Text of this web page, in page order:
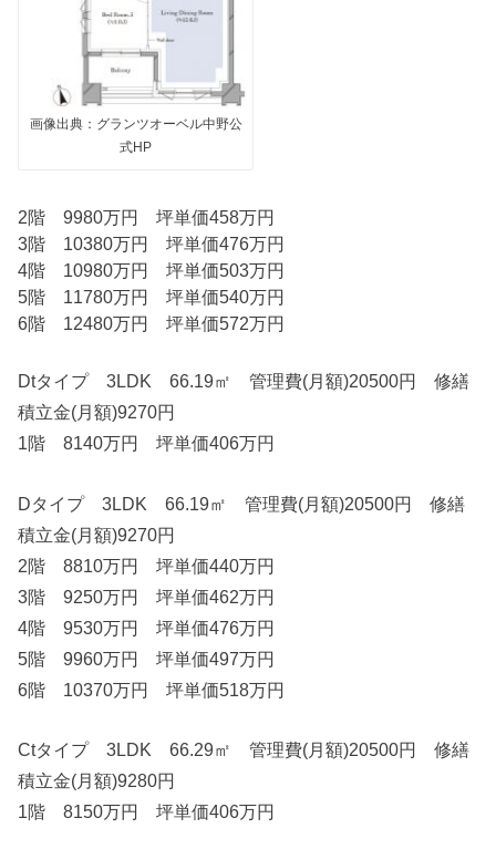
画像出典：グランツオーベル中野公
式HP
2階 9980万円 坪単価458万円
3階 10380万円 坪単価476万円
4階 10980万円 坪単価503万円
5階 11780万円 坪単価540万円
6階 12480万円 坪単価572万円
Dtタイプ 3LDK 66.19㎡ 管理費(月額)20500円 修繕
積立金(月額)9270円
1階 8140万円 坪単価406万円
Dタイプ 3LDK 66.19㎡ 管理費(月額)20500円 修繕
積立金(月額)9270円
2階 8810万円 坪単価440万円
3階 9250万円 坪単価462万円
4階 9530万円 坪単価476万円
5階 9960万円 坪単価497万円
6階 10370万円 坪単価518万円
Ctタイプ 3LDK 66.29㎡ 管理費(月額)20500円 修繕
積立金(月額)9280円
1階 8150万円 坪単価406万円